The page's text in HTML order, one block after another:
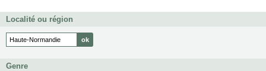
Localité ou région
Genre